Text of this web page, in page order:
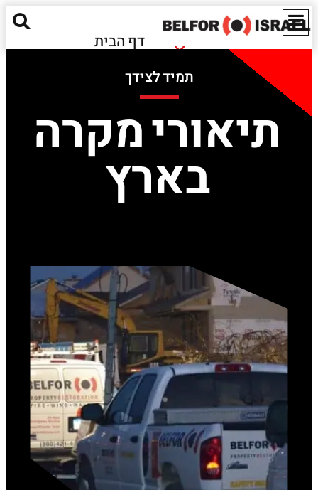
דף הבית
אודותינו
מאגר מידע
ישראל
EN
יצירת קשר
נזקי שריפה
נזקי הצפה
חומרים מסוכנים
נזקים אקולוגיים
תמיד לצידך
תיאורי מקרה
בארץ